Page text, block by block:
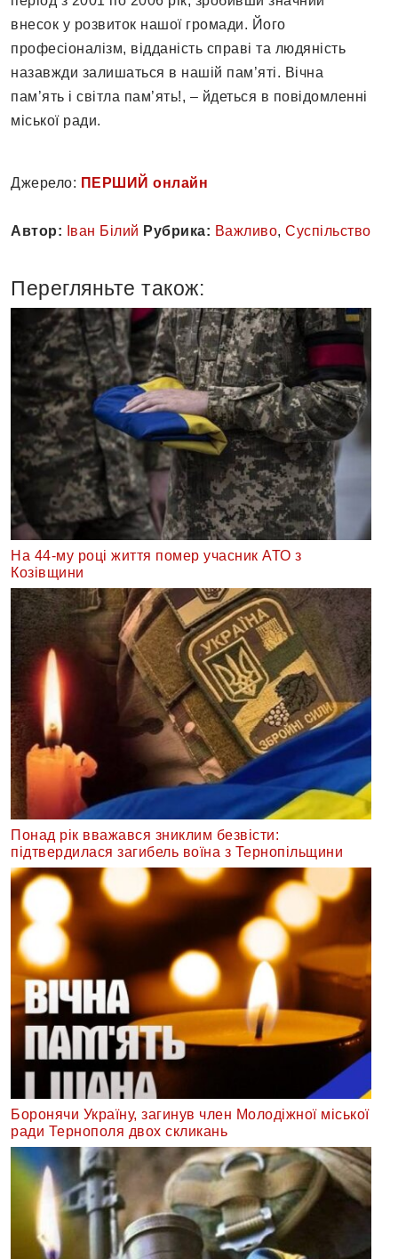
внесок у розвиток нашої громади. Його
професіоналізм, відданість справі та людяність
назавжди залишаться в нашій пам’яті. Вічна
пам’ять і світла пам’ять!, – йдеться в повідомленні
міської ради.
Джерело: ПЕРШИЙ онлайн
Автор: Іван Білий Рубрика: Важливо, Суспільство
Перегляньте також:
На 44-му році життя помер учасник АТО з
Козівщини
Понад рік вважався зниклим безвісти:
підтвердилася загибель воїна з Тернопільщини
Боронячи Україну, загинув член Молодіжної міської
ради Тернополя двох скликань